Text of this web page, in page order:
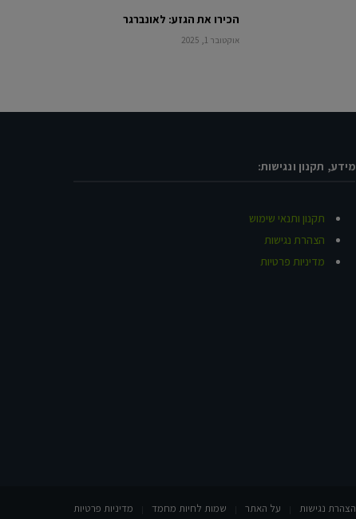
הכירו את הגזע: לאונברגר
אוקטובר 1, 2025
מידע, תקנון ונגישות:
תקנון ותנאי שימוש
הצהרת נגישות
מדיניות פרטיות
הצהרת נגישות על האתר שמות לחיות מחמד מדיניות פרטיות